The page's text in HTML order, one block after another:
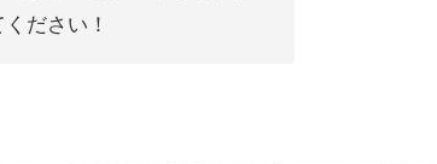
ださい！